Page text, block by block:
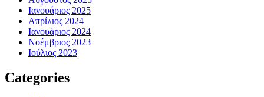
Ιανουάριος 2025
Απρίλιος 2024
Ιανουάριος 2024
Νοέμβριος 2023
Ιούλιος 2023
Categories